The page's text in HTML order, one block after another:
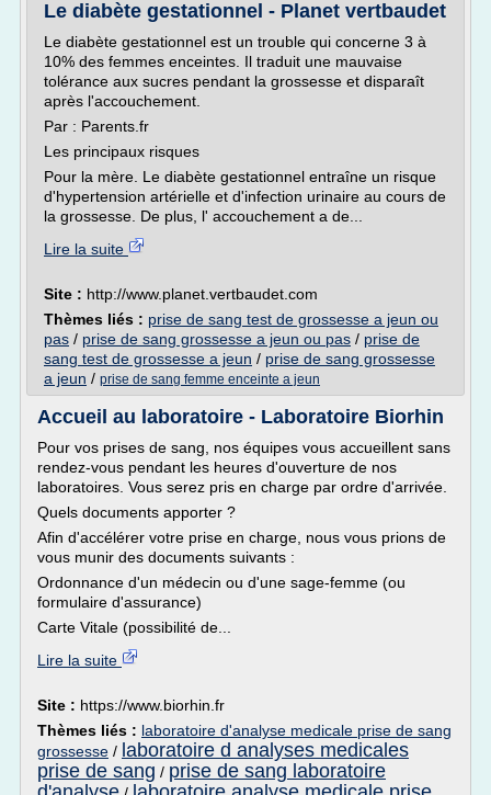
Le diabète gestationnel - Planet vertbaudet
Le diabète gestationnel est un trouble qui concerne 3 à
10% des femmes enceintes. Il traduit une mauvaise
tolérance aux sucres pendant la grossesse et disparaît
après l'accouchement.
Par : Parents.fr
Les principaux risques
Pour la mère. Le diabète gestationnel entraîne un risque
d'hypertension artérielle et d'infection urinaire au cours de
la grossesse. De plus, l' accouchement a de...
Lire la suite
Site : http://www.planet.vertbaudet.com
Thèmes liés : prise de sang test de grossesse a jeun ou
pas / prise de sang grossesse a jeun ou pas / prise de
sang test de grossesse a jeun / prise de sang grossesse
a jeun / prise de sang femme enceinte a jeun
Accueil au laboratoire - Laboratoire Biorhin
Pour vos prises de sang, nos équipes vous accueillent sans
rendez-vous pendant les heures d'ouverture de nos
laboratoires. Vous serez pris en charge par ordre d'arrivée.
Quels documents apporter ?
Afin d'accélérer votre prise en charge, nous vous prions de
vous munir des documents suivants :
Ordonnance d'un médecin ou d'une sage-femme (ou
formulaire d'assurance)
Carte Vitale (possibilité de...
Lire la suite
Site : https://www.biorhin.fr
Thèmes liés : laboratoire d'analyse medicale prise de sang
grossesse / laboratoire d analyses medicales
prise de sang / prise de sang laboratoire